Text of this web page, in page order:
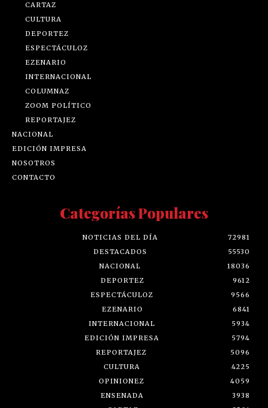
CARTAZ
CULTURA
DEPORTEZ
ESPECTÁCULOZ
EZENARIO
INTERNACIONAL
COLUMNAZ
ZOOM POLÍTICO
REPORTAJEZ
NACIONAL
EDICIÓN IMPRESA
NOSOTROS
CONTACTO
Categorías Populares
NOTICIAS DEL DÍA
72981
DESTACADOS
55530
NACIONAL
18036
DEPORTEZ
9612
ESPECTÁCULOZ
9566
EZENARIO
6841
INTERNACIONAL
5934
EDICIÓN IMPRESA
5794
REPORTAJEZ
5096
CULTURA
4225
OPINIONEZ
4059
ENSENADA
3938